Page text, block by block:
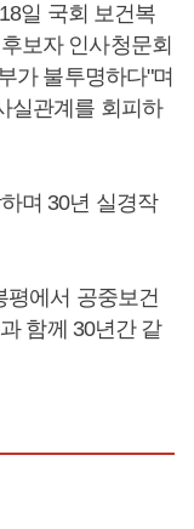
일 국회 보건복
보자 인사청문회
가 불투명하다"며
실관계를 회피하
며 30년 실경작
평에서 공중보건
함께 30년간 같